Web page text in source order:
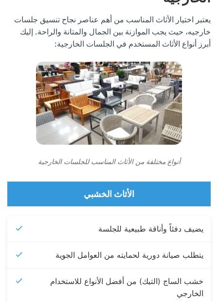
يعتبر اختيار الأثاث المناسب من أهم عناصر نجاح تنسيق جلسات
خارجيه، حيث يجب الموازنة بين الجمال والمتانة والراحة. إليك
أبرز أنواع الأثاث المستخدم في الجلسات الخارجية:
أنواع مختلفة من الأثاث المناسب للجلسات الخارجية
الأثاث الخشبي
يضيف دفئاً وأناقة طبيعية للجلسة
يتطلب صيانة دورية لحمايته من العوامل الجوية
خشب الساج (التيك) من أفضل الأنواع للاستخدام
الخارجي